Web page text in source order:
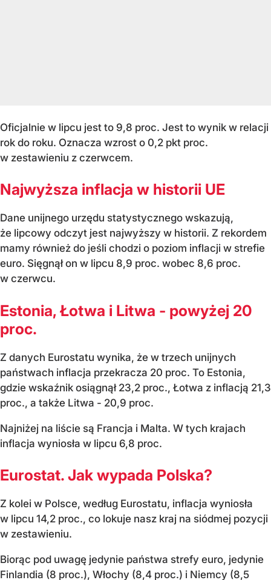
Oficjalnie w lipcu jest to 9,8 proc. Jest to wynik w relacji
rok do roku. Oznacza wzrost o 0,2 pkt proc.
w zestawieniu z czerwcem.
Najwyższa inflacja w historii UE
Dane unijnego urzędu statystycznego wskazują,
że lipcowy odczyt jest najwyższy w historii. Z rekordem
mamy również do jeśli chodzi o poziom inflacji w strefie
euro. Sięgnął on w lipcu 8,9 proc. wobec 8,6 proc.
w czerwcu.
Estonia, Łotwa i Litwa - powyżej 20
proc.
Z danych Eurostatu wynika, że w trzech unijnych
państwach inflacja przekracza 20 proc. To Estonia,
gdzie wskaźnik osiągnął 23,2 proc., Łotwa z inflacją 21,3
proc., a także Litwa - 20,9 proc.
Najniżej na liście są Francja i Malta. W tych krajach
inflacja wyniosła w lipcu 6,8 proc.
Eurostat. Jak wypada Polska?
Z kolei w Polsce, według Eurostatu, inflacja wyniosła
w lipcu 14,2 proc., co lokuje nasz kraj na siódmej pozycji
w zestawieniu.
Biorąc pod uwagę jedynie państwa strefy euro, jedynie
Finlandia (8 proc.), Włochy (8,4 proc.) i Niemcy (8,5